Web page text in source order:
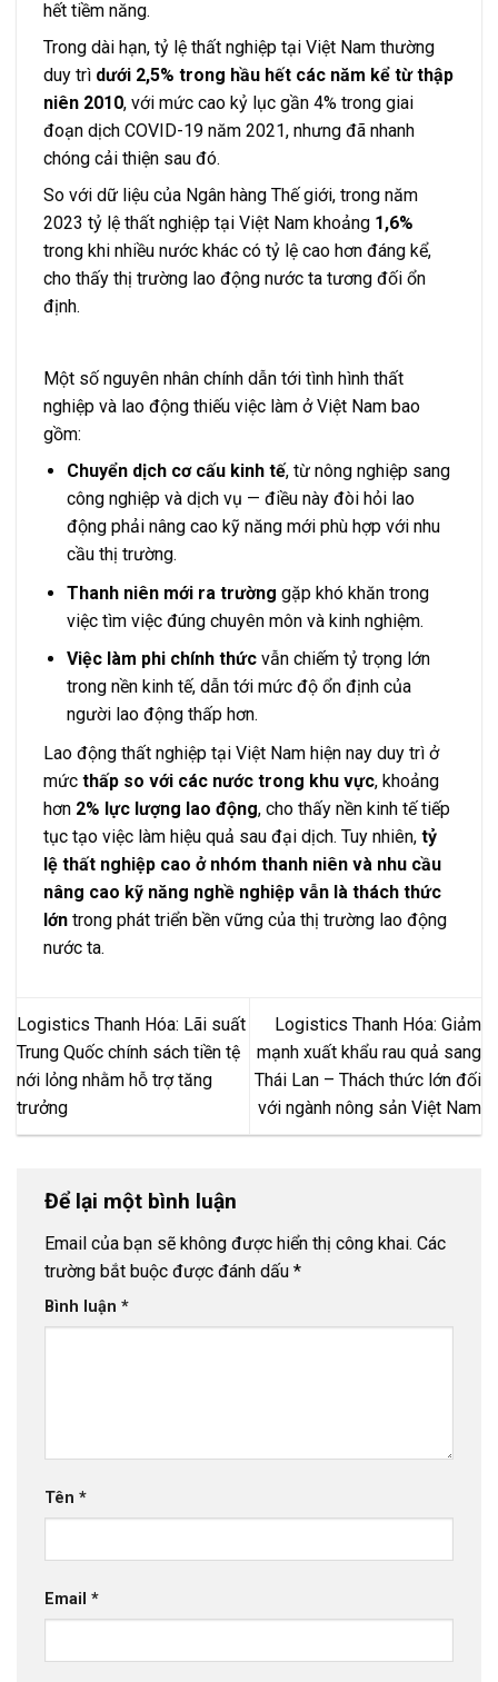
hết tiềm năng.
Trong dài hạn, tỷ lệ thất nghiệp tại Việt Nam thường
duy trì dưới 2,5% trong hầu hết các năm kể từ thập
niên 2010, với mức cao kỷ lục gần 4% trong giai
đoạn dịch COVID-19 năm 2021, nhưng đã nhanh
chóng cải thiện sau đó.
So với dữ liệu của Ngân hàng Thế giới, trong năm
2023 tỷ lệ thất nghiệp tại Việt Nam khoảng 1,6%
trong khi nhiều nước khác có tỷ lệ cao hơn đáng kể,
cho thấy thị trường lao động nước ta tương đối ổn
định.
Một số nguyên nhân chính dẫn tới tình hình thất
nghiệp và lao động thiếu việc làm ở Việt Nam bao
gồm:
Chuyển dịch cơ cấu kinh tế, từ nông nghiệp sang
công nghiệp và dịch vụ — điều này đòi hỏi lao
động phải nâng cao kỹ năng mới phù hợp với nhu
cầu thị trường.
Thanh niên mới ra trường gặp khó khăn trong
việc tìm việc đúng chuyên môn và kinh nghiệm.
Việc làm phi chính thứcvẫn chiếm tỷ trọng lớn
trong nền kinh tế, dẫn tới mức độ ổn định của
người lao động thấp hơn.
Lao động thất nghiệp tại Việt Nam hiện nay duy trì ở
mức thấp so với các nước trong khu vực, khoảng
hơn 2% lực lượng lao động, cho thấy nền kinh tế tiếp
tục tạo việc làm hiệu quả sau đại dịch. Tuy nhiên, tỷ
lệ thất nghiệp cao ở nhóm thanh niên và nhu cầu
nâng cao kỹ năng nghề nghiệp vẫn là thách thức
lớn trong phát triển bền vững của thị trường lao động
nước ta.
Logistics Thanh Hóa: Lãi suất
Trung Quốc chính sách tiền tệ
nới lỏng nhằm hỗ trợ tăng
trưởng
Logistics Thanh Hóa: Giảm
mạnh xuất khẩu rau quả sang
Thái Lan – Thách thức lớn đối
với ngành nông sản Việt Nam
Để lại một bình luận
Email của bạn sẽ không được hiển thị công khai. Các
trường bắt buộc được đánh dấu *
Bình luận *
Tên *
Email *